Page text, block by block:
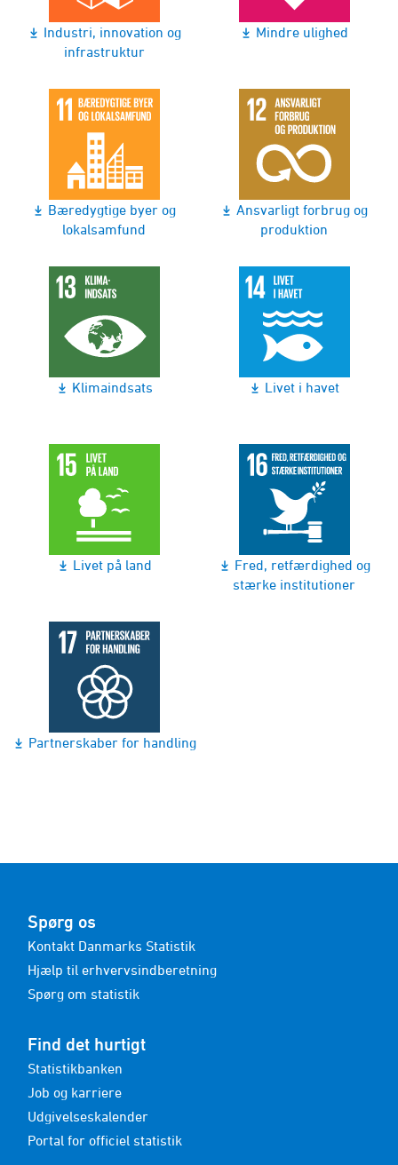
Industri, innovation og
infrastruktur
Mindre ulighed
Bæredygtige byer og
lokalsamfund
Ansvarligt forbrug og
produktion
Klimaindsats Livet i havet
Livet på land
Fred, retfærdighed og
stærke institutioner
Partnerskaber for handling
Spørg os
Kontakt Danmarks Statistik
Hjælp til erhvervsindberetning
Spørg om statistik
Find det hurtigt
Statistikbanken
Job og karriere
Udgivelseskalender
Portal for officiel statistik